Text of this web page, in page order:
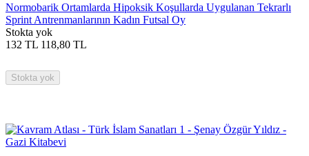
Normobarik Ortamlarda Hipoksik Koşullarda Uygulanan Tekrarlı
Sprint Antrenmanlarının Kadın Futsal Oy
Stokta yok
132 TL 118,80 TL
Stokta yok